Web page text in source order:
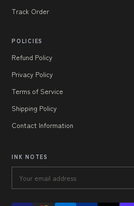
Track Order
POLICIES
Refund Policy
Privacy Policy
Terms of Service
Shipping Policy
Contact Information
INK NOTES